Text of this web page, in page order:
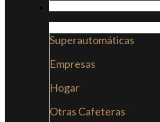
Superautomáticas
Empresas
Hogar
Otras Cafeteras